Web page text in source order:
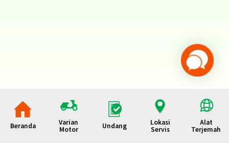
Beranda
Varian
Motor
Undang
Lokasi
Servis
Alat
Terjemah